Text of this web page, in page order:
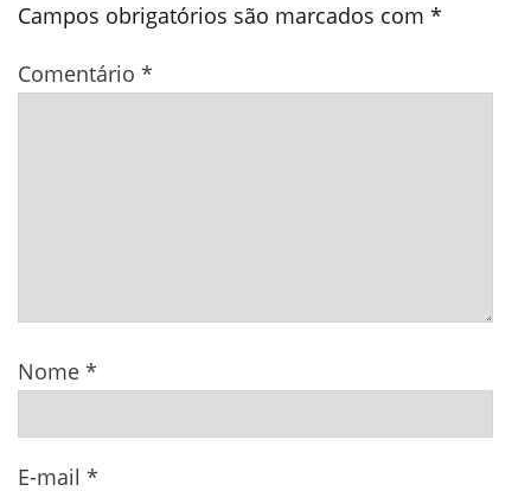
Campos obrigatórios são marcados com *
Comentário *
Nome *
E-mail *